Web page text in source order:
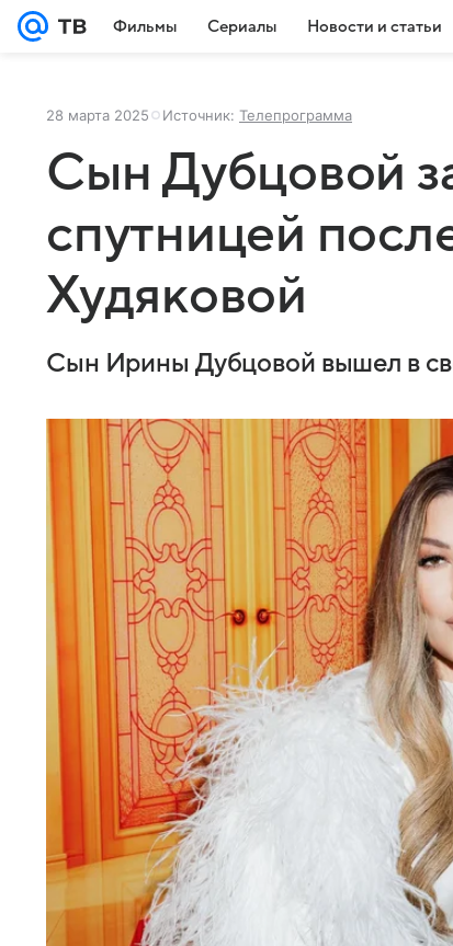
Фильмы Сериалы Новости и статьи
28 марта 2025 Источник: Телепрограмма
Сын Дубцовой
спутницей
Худяковой
Сын Ирины Дубцовой вышел в